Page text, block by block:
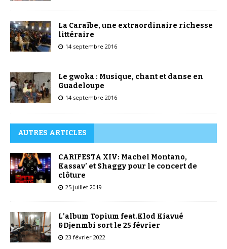
La Caraïbe, une extraordinaire richesse
littéraire
14 septembre 2016
Le gwoka : Musique, chant et danse en
Guadeloupe
14 septembre 2016
AUTRES ARTICLES
CARIFESTA XIV: Machel Montano,
Kassav’ et Shaggy pour le concert de
clôture
25 juillet 2019
L’album Topium feat.Klod Kiavué
&Djenmbi sort le 25 février
23 février 2022